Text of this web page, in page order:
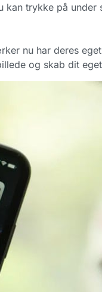
trykke på under
nu har deres
og skab dit